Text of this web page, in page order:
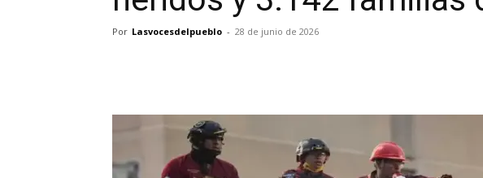
Por Lasvocesdelpueblo - 28 de junio de 2026